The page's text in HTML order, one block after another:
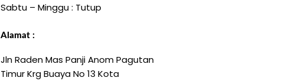
Sabtu – Minggu : Tutup
Alamat :
Jln Raden Mas Panji Anom Pagutan
Timur Krg Buaya No 13 Kota